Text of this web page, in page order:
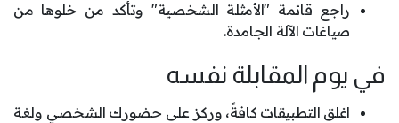
راجع قائمة "الأمثلة الشخصية" وتأكد من خلوها من
صياغات الآلة الجامدة.
في يوم المقابلة نفسه
اغلق التطبيقات كافةً، وركز على حضورك الشخصي ولغة